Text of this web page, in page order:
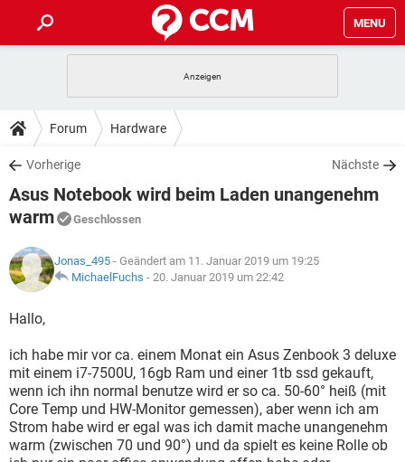
MENU
ANDROID
WINDOWS 10
WHATSAPP TIKTOK
FACEBOOK
TIPPS & TRICKS
SPIELE
WINDOWS 10
FACEBOOK HARDWARE
DOWNLOADS
SPIELE STREAMING
ANDROID
WINDOWS 10 INSTAGRAM
WHATSAPP
FACEBOOK
ANDROID IOS
FACEBOOK HARDWARE
LEXIKON
SPIELE
ANDROID
WINDOWS 10 INSTAGRAM
WHATSAPP TIKTOK
FACEBOOK HARDWARE
Forum Hardware
Vorherige Nächste
Asus Notebook wird beim Laden unangenehm
warm
Geschlossen
Jonas_495 - Geändert am 11. Januar 2019 um 19:25
MichaelFuchs - 20. Januar 2019 um 22:42
Hallo,
ich habe mir vor ca. einem Monat ein Asus Zenbook 3 deluxe
mit einem i7-7500U, 16gb Ram und einer 1tb ssd gekauft,
wenn ich ihn normal benutze wird er so ca. 50-60° heiß (mit
Core Temp und HW-Monitor gemessen), aber wenn ich am
Strom habe wird er egal was ich damit mache unangenehm
warm (zwischen 70 und 90°) und da spielt es keine Rolle ob